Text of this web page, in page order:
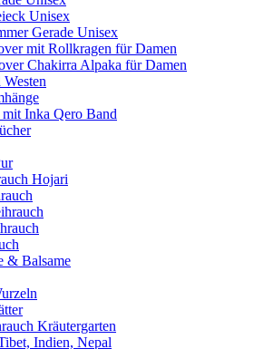
Unisex
Gerade Unisex
mit Rollkragen für Damen
Chakirra Alpaka für Damen
Inka Qero Band
Hojari
& Balsame
Kräutergarten
Indien, Nepal